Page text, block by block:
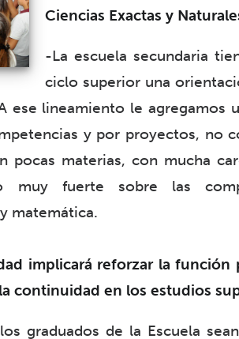
Ciencias Exactas y
-La escuela secundaria
ciclo superior una
ese lineamiento le agregamos
y por proyectos, no
pocas materias, con mucha
fuerte sobre las
matemática.
implicará reforzar la función
continuidad en los estudios
graduados de la Escuela